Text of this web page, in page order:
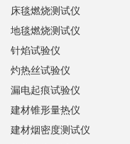
床毯燃烧测试仪
地毯燃烧测试仪
针焰试验仪
灼热丝试验仪
漏电起痕试验仪
建材锥形量热仪
建材烟密度测试仪